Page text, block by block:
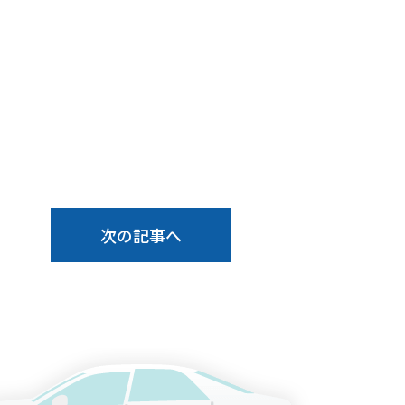
次の記事へ